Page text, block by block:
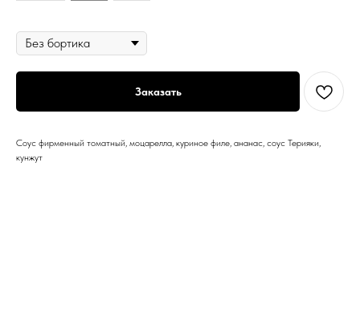
Заказать
Соус фирменный томатный, моцарелла, куриное филе, ананас, соус Терияки,
кунжут